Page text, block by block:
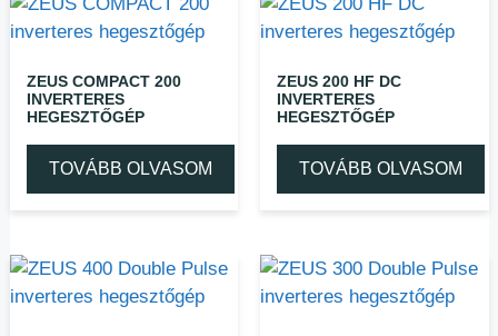
ZEUS COMPACT 200
INVERTERES
HEGESZTŐGÉP
TOVÁBB OLVASOM
ZEUS 200 HF DC
INVERTERES
HEGESZTŐGÉP
TOVÁBB OLVASOM